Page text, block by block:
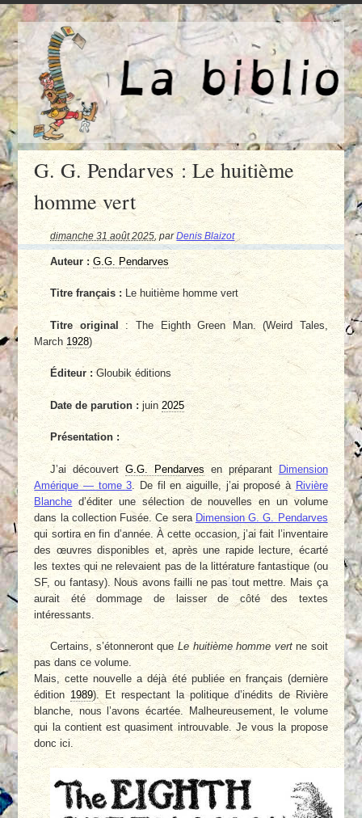
G. G. Pendarves : Le huitième
homme vert
dimanche 31 août 2025,parDenis Blaizot
Auteur : G.G. Pendarves
Titre français : Le huitième homme vert
Titre original
: The Eighth Green Man. (Weird Tales,
March1928)
Éditeur : Gloubik éditions
Date de parution :juin2025
Présentation :
J’ai découvertG.G. Pendarves en préparant Dimension
Amérique — tome 3. De fil en aiguille, j’ai proposé à Rivière
Blanche d’éditer une sélection de nouvelles en un volume
dans la collection Fusée. Ce sera Dimension G. G. Pendarves
qui sortira en fin d’année. À cette occasion, j’ai fait l’inventaire
des œuvres disponibles et, après une rapide lecture, écarté
les textes qui ne relevaient pas de la littérature fantastique (ou
SF, ou fantasy). Nous avons failli ne pas tout mettre. Mais ça
aurait été dommage de laisser de côté des textes
intéressants.
Certains, s’étonneront que Le huitième homme vertne soit
pas dans ce volume.
Mais, cette nouvelle a déjà été publiée en français (dernière
édition 1989). Et respectant la politique d’inédits de Rivière
blanche, nous l’avons écartée. Malheureusement, le volume
qui la contient est quasiment introuvable. Je vous la propose
donc ici.